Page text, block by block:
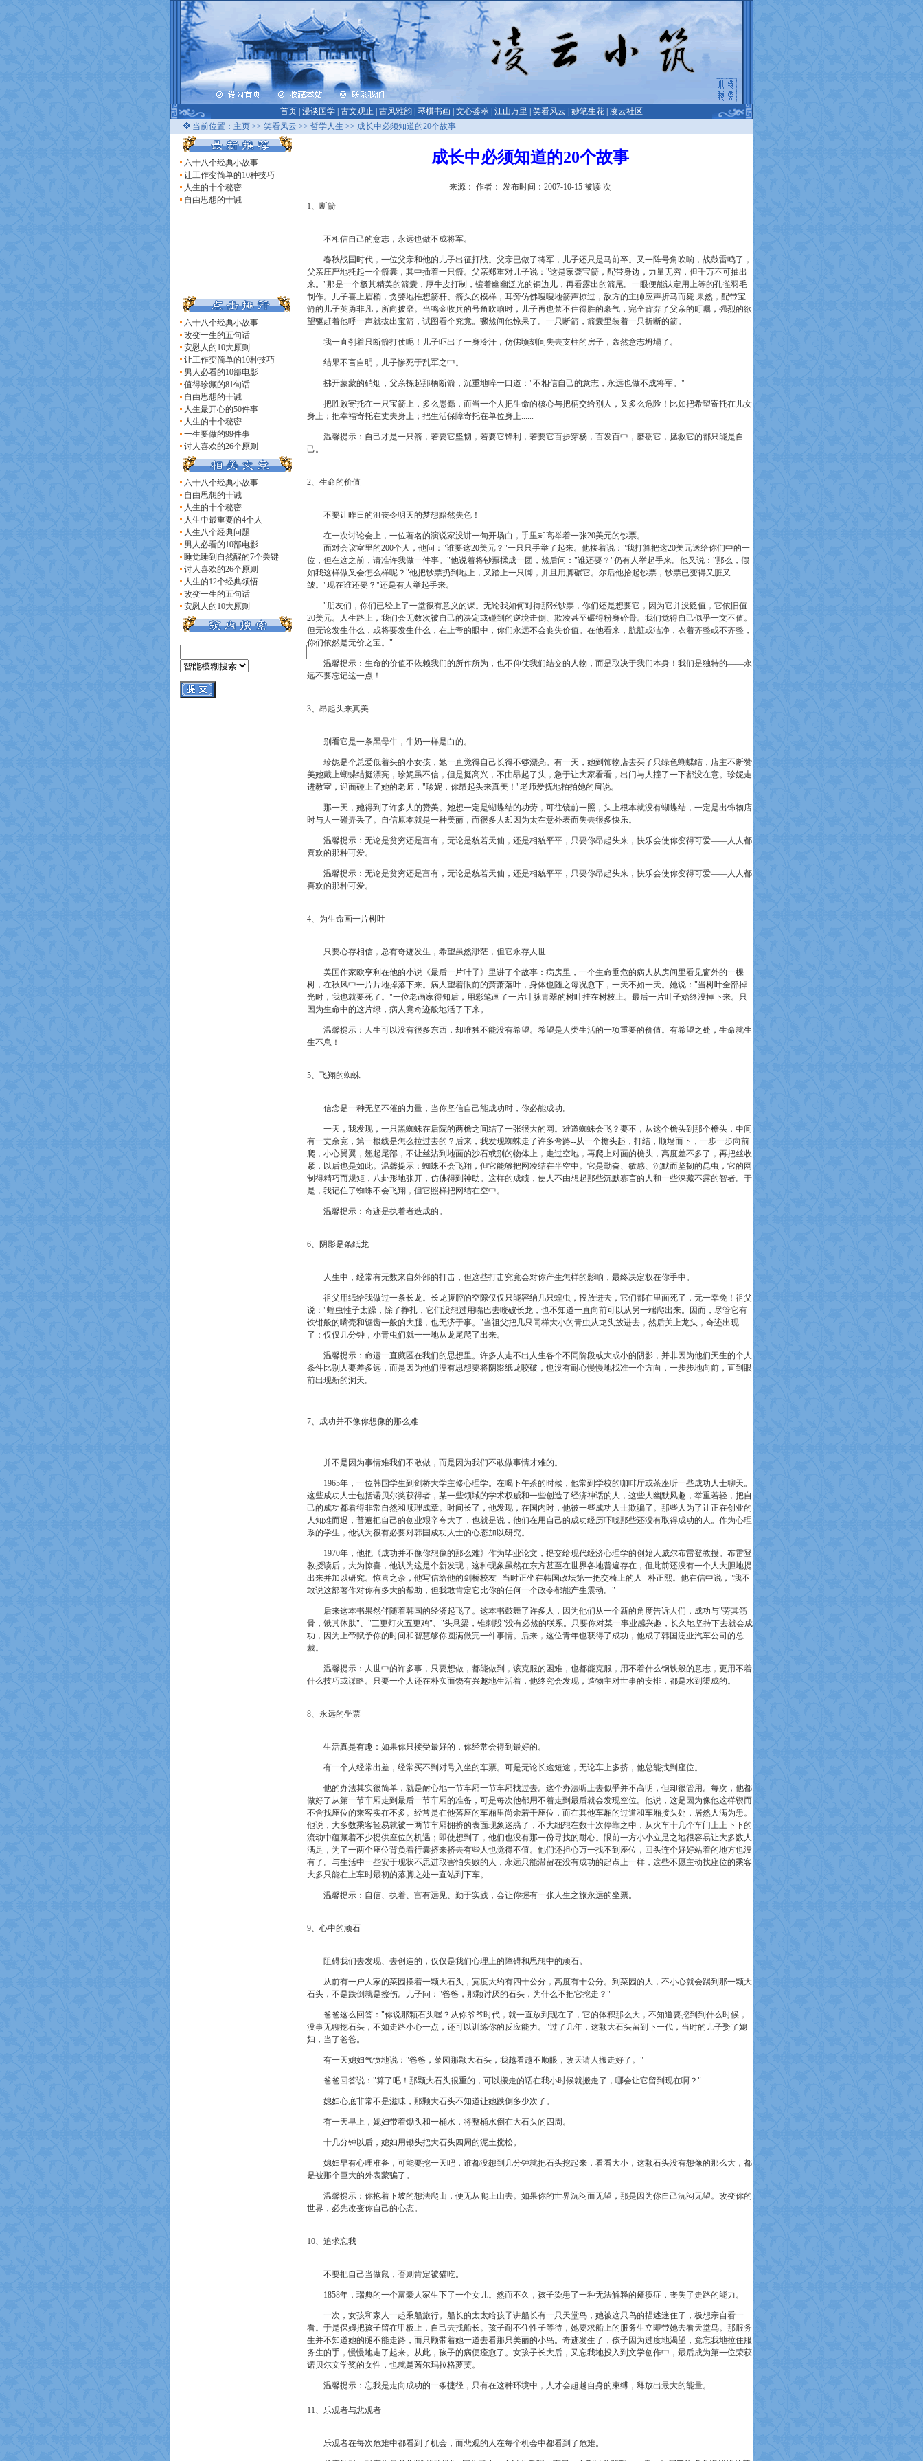
首页 漫谈国学 古文观止 古风雅韵 琴棋书画 文心荟萃 江山万里 笑看风云 妙笔生花 凌云社区
当前位置： 主页 >> 笑看风云 >> 哲学人生 >> 成长中必须知道的20个故事
六十八个经典小故事
让工作变简单的10种技巧
人生的十个秘密
自由思想的十诫
六十八个经典小故事
改变一生的五句话
安慰人的10大原则
让工作变简单的10种技巧
男人必看的10部电影
值得珍藏的81句话
自由思想的十诫
人生最开心的50件事
人生的十个秘密
一生要做的99件事
讨人喜欢的26个原则
六十八个经典小故事
自由思想的十诫
人生的十个秘密
人生中最重要的4个人
人生八个经典问题
男人必看的10部电影
睡觉睡到自然醒的7个关键
讨人喜欢的26个原则
人生的12个经典领悟
改变一生的五句话
安慰人的10大原则
成长中必须知道的20个故事
来源： 作者： 发布时间：2007-10-15 被读 次
1、断箭
不相信自己的意志，永远也做不成将军。
春秋战国时代，一位父亲和他的儿子出征打战。父亲已做了将军，儿子还只是马前卒。又一阵号角吹响，战鼓雷鸣了，
父亲庄严地托起一个箭囊，其中插着一只箭。父亲郑重对儿子说："这是家袭宝箭，配带身边，力量无穷，但千万不可抽出
来。"那是一个极其精美的箭囊，厚牛皮打制，镶着幽幽泛光的铜边儿，再看露出的箭尾。一眼便能认定用上等的孔雀羽毛
制作。儿子喜上眉梢，贪婪地推想箭杆、箭头的模样，耳旁仿佛嗖嗖地箭声掠过，敌方的主帅应声折马而毙.果然，配带宝
箭的儿子英勇非凡，所向披靡。当鸣金收兵的号角吹响时，儿子再也禁不住得胜的豪气，完全背弃了父亲的叮嘱，强烈的欲
望驱赶着他呼一声就拔出宝箭，试图看个究竟。骤然间他惊呆了。一只断箭，箭囊里装着一只折断的箭。
我一直刳着只断箭打仗呢！儿子吓出了一身冷汗，仿佛顷刻间失去支柱的房子，轰然意志坍塌了。
结果不言自明，儿子惨死于乱军之中。
拂开蒙蒙的硝烟，父亲拣起那柄断箭，沉重地啐一口道："不相信自己的意志，永远也做不成将军。"
把胜败寄托在一只宝箭上，多么愚蠢，而当一个人把生命的核心与把柄交给别人，又多么危险！比如把希望寄托在儿女
身上；把幸福寄托在丈夫身上；把生活保障寄托在单位身上......
温馨提示：自己才是一只箭，若要它坚韧，若要它锋利，若要它百步穿杨，百发百中，磨砺它，拯救它的都只能是自
己。
2、生命的价值
不要让昨日的沮丧令明天的梦想黯然失色！
在一次讨论会上，一位著名的演说家没讲一句开场白，手里却高举着一张20美元的钞票。
面对会议室里的200个人，他问："谁要这20美元？"一只只手举了起来。他接着说："我打算把这20美元送给你们中的一
位，但在这之前，请准许我做一件事。"他说着将钞票揉成一团，然后问："谁还要？"仍有人举起手来。他又说："那么，假
如我这样做又会怎么样呢？"他把钞票扔到地上，又踏上一只脚，并且用脚碾它。尔后他拾起钞票，钞票已变得又脏又
皱。"现在谁还要？"还是有人举起手来。
"朋友们，你们已经上了一堂很有意义的课。无论我如何对待那张钞票，你们还是想要它，因为它并没贬值，它依旧值
20美元。人生路上，我们会无数次被自己的决定或碰到的逆境击倒、欺凌甚至碾得粉身碎骨。我们觉得自己似乎一文不值。
但无论发生什么，或将要发生什么，在上帝的眼中，你们永远不会丧失价值。在他看来，肮脏或洁净，衣着齐整或不齐整，
你们依然是无价之宝。"
温馨提示：生命的价值不依赖我们的所作所为，也不仰仗我们结交的人物，而是取决于我们本身！我们是独特的——永
远不要忘记这一点！
3、昂起头来真美
别看它是一条黑母牛，牛奶一样是白的。
珍妮是个总爱低着头的小女孩，她一直觉得自己长得不够漂亮。有一天，她到饰物店去买了只绿色蝴蝶结，店主不断赞
美她戴上蝴蝶结挺漂亮，珍妮虽不信，但是挺高兴，不由昂起了头，急于让大家看看，出门与人撞了一下都没在意。珍妮走
进教室，迎面碰上了她的老师，"珍妮，你昂起头来真美！"老师爱抚地拍拍她的肩说。
那一天，她得到了许多人的赞美。她想一定是蝴蝶结的功劳，可往镜前一照，头上根本就没有蝴蝶结，一定是出饰物店
时与人一碰弄丢了。自信原本就是一种美丽，而很多人却因为太在意外表而失去很多快乐。
温馨提示：无论是贫穷还是富有，无论是貌若天仙，还是相貌平平，只要你昂起头来，快乐会使你变得可爱——人人都
喜欢的那种可爱。
温馨提示：无论是贫穷还是富有，无论是貌若天仙，还是相貌平平，只要你昂起头来，快乐会使你变得可爱——人人都
喜欢的那种可爱。
4、为生命画一片树叶
只要心存相信，总有奇迹发生，希望虽然渺茫，但它永存人世
美国作家欧亨利在他的小说《最后一片叶子》里讲了个故事：病房里，一个生命垂危的病人从房间里看见窗外的一棵
树，在秋风中一片片地掉落下来。病人望着眼前的萧萧落叶，身体也随之每况愈下，一天不如一天。她说："当树叶全部掉
光时，我也就要死了。"一位老画家得知后，用彩笔画了一片叶脉青翠的树叶挂在树枝上。最后一片叶子始终没掉下来。只
因为生命中的这片绿，病人竟奇迹般地活了下来。
温馨提示：人生可以没有很多东西，却唯独不能没有希望。希望是人类生活的一项重要的价值。有希望之处，生命就生
生不息！
5、飞翔的蜘蛛
信念是一种无坚不催的力量，当你坚信自己能成功时，你必能成功。
一天，我发现，一只黑蜘蛛在后院的两檐之间结了一张很大的网。难道蜘蛛会飞？要不，从这个檐头到那个檐头，中间
有一丈余宽，第一根线是怎么拉过去的？后来，我发现蜘蛛走了许多弯路--从一个檐头起，打结，顺墙而下，一步一步向前
爬，小心翼翼，翘起尾部，不让丝沾到地面的沙石或别的物体上，走过空地，再爬上对面的檐头，高度差不多了，再把丝收
紧，以后也是如此。温馨提示：蜘蛛不会飞翔，但它能够把网凌结在半空中。它是勤奋、敏感、沉默而坚韧的昆虫，它的网
制得精巧而规矩，八卦形地张开，仿佛得到神助。这样的成绩，使人不由想起那些沉默寡言的人和一些深藏不露的智者。于
是，我记住了蜘蛛不会飞翔，但它照样把网结在空中。
温馨提示：奇迹是执着者造成的。
6、阴影是条纸龙
人生中，经常有无数来自外部的打击，但这些打击究竟会对你产生怎样的影响，最终决定权在你手中。
祖父用纸给我做过一条长龙。长龙腹腔的空隙仅仅只能容纳几只蝗虫，投放进去，它们都在里面死了，无一幸免！祖父
说："蝗虫性子太躁，除了挣扎，它们没想过用嘴巴去咬破长龙，也不知道一直向前可以从另一端爬出来。因而，尽管它有
铁钳般的嘴壳和锯齿一般的大腿，也无济于事。"当祖父把几只同样大小的青虫从龙头放进去，然后关上龙头，奇迹出现
了：仅仅几分钟，小青虫们就一一地从龙尾爬了出来。
温馨提示：命运一直藏匿在我们的思想里。许多人走不出人生各个不同阶段或大或小的阴影，并非因为他们天生的个人
条件比别人要差多远，而是因为他们没有思想要将阴影纸龙咬破，也没有耐心慢慢地找准一个方向，一步步地向前，直到眼
前出现新的洞天。
7、成功并不像你想像的那么难
并不是因为事情难我们不敢做，而是因为我们不敢做事情才难的。
1965年，一位韩国学生到剑桥大学主修心理学。在喝下午茶的时候，他常到学校的咖啡厅或茶座听一些成功人士聊天。
这些成功人士包括诺贝尔奖获得者，某一些领域的学术权威和一些创造了经济神话的人，这些人幽默风趣，举重若轻，把自
己的成功都看得非常自然和顺理成章。时间长了，他发现，在国内时，他被一些成功人士欺骗了。那些人为了让正在创业的
人知难而退，普遍把自己的创业艰辛夸大了，也就是说，他们在用自己的成功经历吓唬那些还没有取得成功的人。作为心理
系的学生，他认为很有必要对韩国成功人士的心态加以研究。
1970年，他把《成功并不像你想像的那么难》作为毕业论文，提交给现代经济心理学的创始人威尔布雷登教授。布雷登
教授读后，大为惊喜，他认为这是个新发现，这种现象虽然在东方甚至在世界各地普遍存在，但此前还没有一个人大胆地提
出来并加以研究。惊喜之余，他写信给他的剑桥校友--当时正坐在韩国政坛第一把交椅上的人--朴正熙。他在信中说，"我不
敢说这部著作对你有多大的帮助，但我敢肯定它比你的任何一个政令都能产生震动。"
后来这本书果然伴随着韩国的经济起飞了。这本书鼓舞了许多人，因为他们从一个新的角度告诉人们，成功与"劳其筋
骨，饿其体肤"、"三更灯火五更鸡"、"头悬梁，锥刺股"没有必然的联系。只要你对某一事业感兴趣，长久地坚持下去就会成
功，因为上帝赋予你的时间和智慧够你圆满做完一件事情。后来，这位青年也获得了成功，他成了韩国泛业汽车公司的总
裁。
温馨提示：人世中的许多事，只要想做，都能做到，该克服的困难，也都能克服，用不着什么钢铁般的意志，更用不着
什么技巧或谋略。只要一个人还在朴实而饶有兴趣地生活着，他终究会发现，造物主对世事的安排，都是水到渠成的。
8、永远的坐票
生活真是有趣：如果你只接受最好的，你经常会得到最好的。
有一个人经常出差，经常买不到对号入坐的车票。可是无论长途短途，无论车上多挤，他总能找到座位。
他的办法其实很简单，就是耐心地一节车厢一节车厢找过去。这个办法听上去似乎并不高明，但却很管用。每次，他都
做好了从第一节车厢走到最后一节车厢的准备，可是每次他都用不着走到最后就会发现空位。他说，这是因为像他这样锲而
不舍找座位的乘客实在不多。经常是在他落座的车厢里尚余若干座位，而在其他车厢的过道和车厢接头处，居然人满为患。
他说，大多数乘客轻易就被一两节车厢拥挤的表面现象迷惑了，不大细想在数十次停靠之中，从火车十几个车门上上下下的
流动中蕴藏着不少提供座位的机遇；即使想到了，他们也没有那一份寻找的耐心。眼前一方小小立足之地很容易让大多数人
满足，为了一两个座位背负着行囊挤来挤去有些人也觉得不值。他们还担心万一找不到座位，回头连个好好站着的地方也没
有了。与生活中一些安于现状不思进取害怕失败的人，永远只能滞留在没有成功的起点上一样，这些不愿主动找座位的乘客
大多只能在上车时最初的落脚之处一直站到下车。
温馨提示：自信、执着、富有远见、勤于实践，会让你握有一张人生之旅永远的坐票。
9、心中的顽石
阻碍我们去发现、去创造的，仅仅是我们心理上的障碍和思想中的顽石。
从前有一户人家的菜园摆着一颗大石头，宽度大约有四十公分，高度有十公分。到菜园的人，不小心就会踢到那一颗大
石头，不是跌倒就是擦伤。儿子问："爸爸，那颗讨厌的石头，为什么不把它挖走？"
爸爸这么回答："你说那颗石头喔？从你爷爷时代，就一直放到现在了，它的体积那么大，不知道要挖到到什么时候，
没事无聊挖石头，不如走路小心一点，还可以训练你的反应能力。"过了几年，这颗大石头留到下一代，当时的儿子娶了媳
妇，当了爸爸。
有一天媳妇气愤地说："爸爸，菜园那颗大石头，我越看越不顺眼，改天请人搬走好了。"
爸爸回答说："算了吧！那颗大石头很重的，可以搬走的话在我小时候就搬走了，哪会让它留到现在啊？"
媳妇心底非常不是滋味，那颗大石头不知道让她跌倒多少次了。
有一天早上，媳妇带着锄头和一桶水，将整桶水倒在大石头的四周。
十几分钟以后，媳妇用锄头把大石头四周的泥土搅松。
媳妇早有心理准备，可能要挖一天吧，谁都没想到几分钟就把石头挖起来，看看大小，这颗石头没有想像的那么大，都
是被那个巨大的外表蒙骗了。
温馨提示：你抱着下坡的想法爬山，便无从爬上山去。如果你的世界沉闷而无望，那是因为你自己沉闷无望。改变你的
世界，必先改变你自己的心态。
10、追求忘我
不要把自己当做鼠，否则肯定被猫吃。
1858年，瑞典的一个富豪人家生下了一个女儿。然而不久，孩子染患了一种无法解释的瘫痪症，丧失了走路的能力。
一次，女孩和家人一起乘船旅行。船长的太太给孩子讲船长有一只天堂鸟，她被这只鸟的描述迷住了，极想亲自看一
看。于是保姆把孩子留在甲板上，自己去找船长。孩子耐不住性子等待，她要求船上的服务生立即带她去看天堂鸟。那服务
生并不知道她的腿不能走路，而只顾带着她一道去看那只美丽的小鸟。奇迹发生了，孩子因为过度地渴望，竟忘我地拉住服
务生的手，慢慢地走了起来。从此，孩子的病便痊愈了。女孩子长大后，又忘我地投入到文学创作中，最后成为第一位荣获
诺贝尔文学奖的女性，也就是茜尔玛拉格萝芙。
温馨提示：忘我是走向成功的一条捷径，只有在这种环境中，人才会超越自身的束缚，释放出最大的能量。
11、乐观者与悲观者
乐观者在每次危难中都看到了机会，而悲观的人在每个机会中都看到了危难。